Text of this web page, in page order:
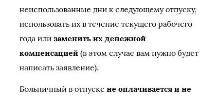
неиспользованные дни к следующему отпуску,
использовать их в течение текущего рабочего
года или заменить их денежной
компенсацией (в этом случае вам нужно будет
написать заявление).
Больничный в отпуске не оплачивается и не